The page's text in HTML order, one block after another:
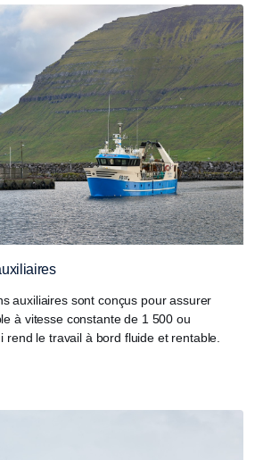
auxiliaires sont conçus pour assurer
à vitesse constante de 1 500 ou
rend le travail à bord fluide et rentable.